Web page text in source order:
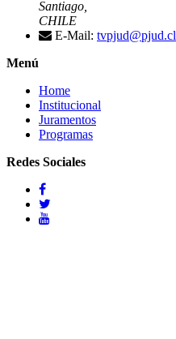
Santiago,
CHILE
E-Mail: tvpjud@pjud.cl
Menú
Home
Institucional
Juramentos
Programas
Redes Sociales